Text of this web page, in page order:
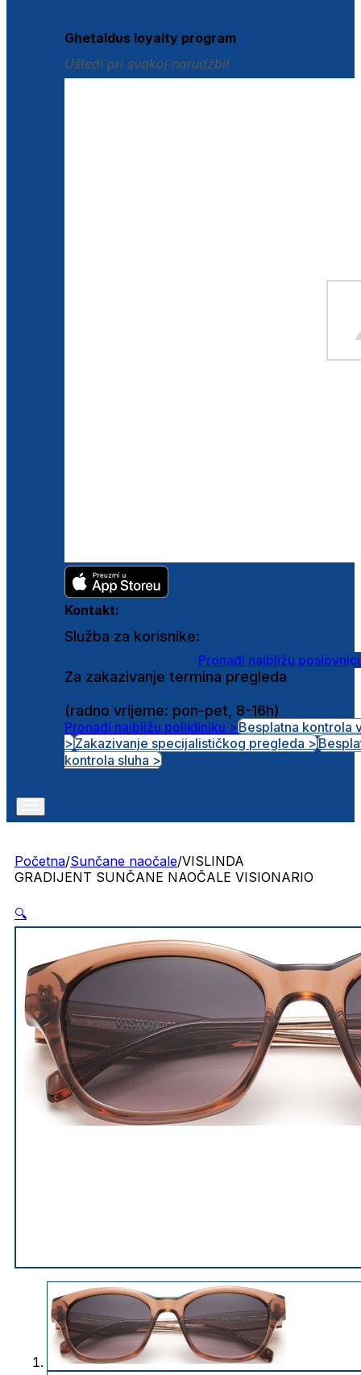
Ghetaldus loyalty program
Uštedi pri svakoj narudžbi!
Kontakt:
Služba za korisnike:
Pronađi najbližu
Za zakazivanje termina pregleda
(radno vrijeme: pon-pet, 8-16h)
Pronađi najbližu polikliniku >Besplatna kontrola
>Zakazivanje specijalističkog pregleda >
kontrola sluha >
Početna/Sunčane naočale/VISLINDA
GRADIJENT SUNČANE NAOČALE VISIONARIO
🔍